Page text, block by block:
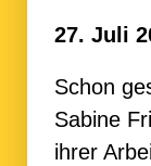
27. Juli
Schon
Sabine
ihrer